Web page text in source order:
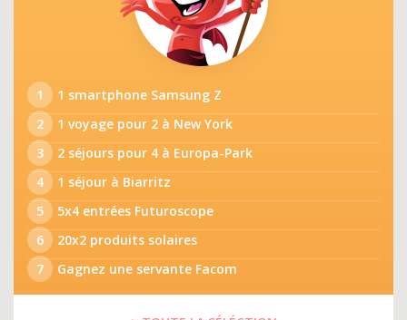
1
1 smartphone Samsung Z
2
1 voyage pour 2 à New York
3
2 séjours pour 4 à Europa-Park
4
1 séjour à Biarritz
5
5x4 entrées Futuroscope
6
20x2 produits solaires
7
Gagnez une servante Facom